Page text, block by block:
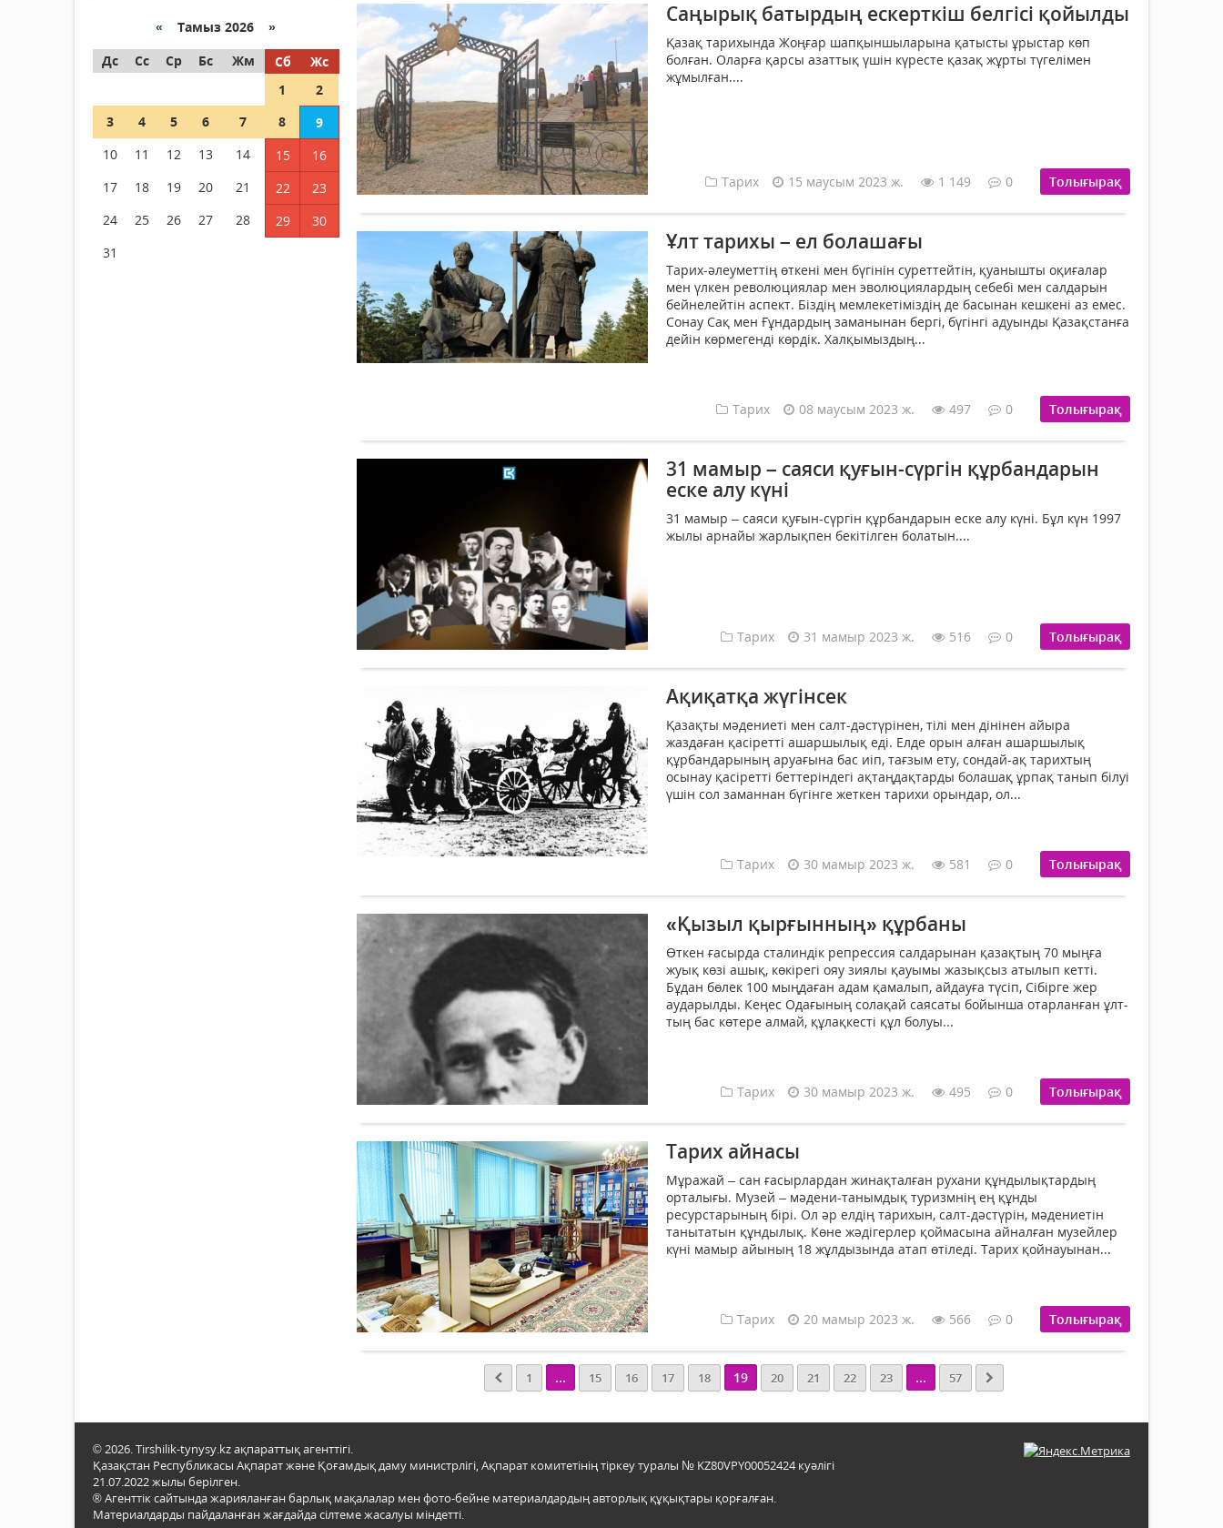
« Тамыз 2026 »
Дс
Сс Ср Бс Жм Сб
Жс
1
2
3
4 5 6 7 8
9
10
11 12 13 14 15
16
17
18 19 20 21 22
23
24
25 26 27 28 29
30
31
Саңырық батырдың ескерткіш белгісі қойылды
Қазақ тарихында Жоңғар шапқыншыларына қатысты ұрыстар көп
болған. Оларға қарсы азаттық үшін күресте қазақ жұрты түгелімен
жұмылған....
Тарих 15 маусым 2023 ж. 1 149 0 Толығырақ
Ұлт тарихы – ел болашағы
Тарих-әлеуметтің өткені мен бүгінін суреттейтін, қуанышты оқиғалар
мен үлкен революциялар мен эволюциялардың себебі мен салдарын
бейнелейтін аспект. Біздің мемлекетіміздің де басынан кешкені аз емес.
Сонау Сақ мен Ғұндардың заманынан бергі, бүгінгі адуынды Қазақстанға
дейін көрмегенді көрдік. Халқымыздың...
Тарих 08 маусым 2023 ж. 497 0 Толығырақ
31 мамыр – саяси қуғын-сүргін құрбандарын
еске алу күні
31 мамыр – саяси қуғын-сүргін құрбандарын еске алу күні. Бұл күн 1997
жылы арнайы жарлықпен бекітілген болатын....
Тарих 31 мамыр 2023 ж. 516 0 Толығырақ
Ақиқатқа жүгінсек
Қазақты мәдениеті мен салт-дәстүрінен, тілі мен дінінен айыра
жаздаған қасіретті ашаршылық еді. Елде орын алған ашаршылық
құрбандарының аруағына бас иіп, тағзым ету, сондай-ақ тарихтың
осынау қасіретті беттеріндегі ақтаңдақтарды болашақ ұрпақ танып білуі
үшін сол заманнан бүгінге жеткен тарихи орындар, ол...
Тарих 30 мамыр 2023 ж. 581 0 Толығырақ
«Қызыл қырғынның» құрбаны
Өткен ғасырда ста­линдік репрессия салдарынан қазақтың 70 мыңға
жуық көзі ашық, көкірегі ояу зиялы қа­уымы жазықсыз атылып кетті.
Бұдан бөлек 100 мыңдаған адам қа­­малып, айдауға түсіп, Сібірге жер
аударылды. Кеңес Одағының солақай саясаты бо­йынша отарланған ұлт­
тың бас көтере алмай, құлақкесті құл болуы...
Тарих 30 мамыр 2023 ж. 495 0 Толығырақ
Тарих айнасы
Мұражай – сан ғасырлардан жинақталған рухани құндылықтардың
орталығы. Музей – мәдени-таным­дық туризмнің ең құнды
ресурстарының бірі. Ол әр елдің тарихын, салт-дәстүрін, мәдениетін
танытатын құндылық. Көне жәді­герлер қоймасына айналған музейлер
күні мамыр айының 18 жұлдызында атап өтіледі. Тарих қойнауынан...
Тарих 20 мамыр 2023 ж. 566 0 Толығырақ
1 ... 15 16 17 18 19 20 21 22 23 ... 57
© 2026. Tirshilik-tynysy.kz ақпараттық агенттігі.
Қазақстан Республикасы Ақпарат және Қоғамдық даму министрлігі, Ақпарат комитетінің тіркеу туралы № KZ80VPY00052424 куәлігі
21.07.2022 жылы берілген.
® Агенттік сайтында жарияланған барлық мақалалар мен фото-бейне материалдардың авторлық құқықтары қорғалған.
Материалдарды пайдаланған жағдайда сілтеме жасалуы міндетті.